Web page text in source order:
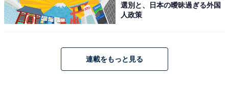
だから」（10代男性／愛知県）といった声が寄せられま
した。
『ハリー・ポッターと賢者の石』に関する商品をAmazonで見る
選別と、日本の曖昧過ぎる外国
人政策
連載をもっと見る